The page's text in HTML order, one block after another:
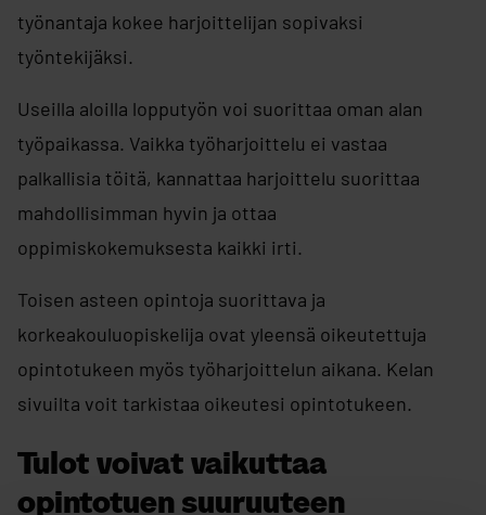
työnantaja kokee harjoittelijan sopivaksi
työntekijäksi.
Useilla aloilla lopputyön voi suorittaa oman alan
työpaikassa. Vaikka työharjoittelu ei vastaa
palkallisia töitä, kannattaa harjoittelu suorittaa
mahdollisimman hyvin ja ottaa
oppimiskokemuksesta kaikki irti.
Toisen asteen opintoja suorittava ja
korkeakouluopiskelija ovat yleensä oikeutettuja
opintotukeen myös työharjoittelun aikana. Kelan
sivuilta voit tarkistaa oikeutesi opintotukeen.
Tulot voivat vaikuttaa
opintotuen suuruuteen